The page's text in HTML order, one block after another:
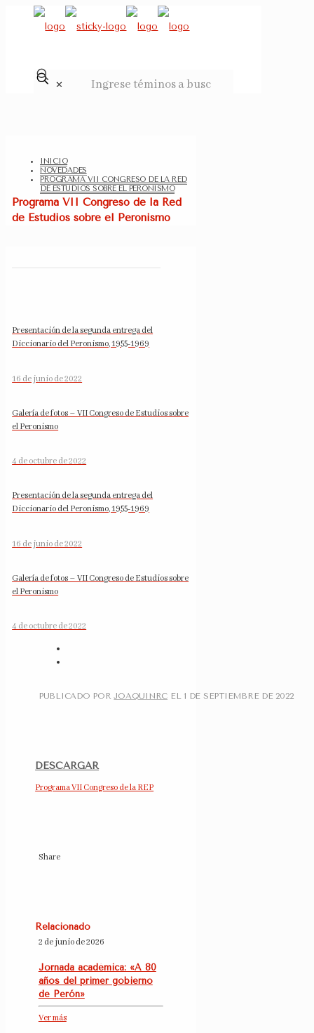
✕
Programa VII Congreso de la Red
de Estudios sobre el Peronismo
INICIO
NOVEDADES
PROGRAMA VII CONGRESO DE LA RED
DE ESTUDIOS SOBRE EL PERONISMO
Presentación de la segunda entrega del
Diccionario del Peronismo, 1955-1969
16 de junio de 2022
Galería de fotos – VII Congreso de Estudios sobre
el Peronismo
4 de octubre de 2022
Presentación de la segunda entrega del
Diccionario del Peronismo, 1955-1969
16 de junio de 2022
Galería de fotos – VII Congreso de Estudios sobre
el Peronismo
4 de octubre de 2022
PUBLICADO POR JOAQUINRC EL 1 DE SEPTIEMBRE DE 2022
DESCARGAR
Programa VII Congreso de la REP
Share
Relacionado
2 de junio de 2026
Jornada académica: «A 80
años del primer gobierno
de Perón»
Ver más